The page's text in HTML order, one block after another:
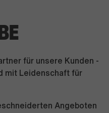
für unsere Kunden -
mit Leidenschaft für
Angeboten